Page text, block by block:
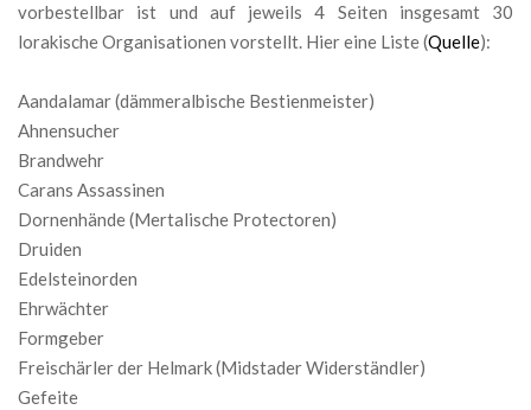
vorbestellbar ist und auf jeweils 4 Seiten insgesamt 30
lorakische Organisationen vorstellt. Hier eine Liste (Quelle):
Aandalamar (dämmeralbische Bestienmeister)
Ahnensucher
Brandwehr
Carans Assassinen
Dornenhände (Mertalische Protectoren)
Druiden
Edelsteinorden
Ehrwächter
Formgeber
Freischärler der Helmark (Midstader Widerständler)
Gefeite